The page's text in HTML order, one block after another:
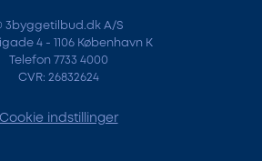
3byggetilbud.dk A/S
4 - 1106 København K
Telefon 7733 4000
CVR: 26832624
Cookie indstillinger